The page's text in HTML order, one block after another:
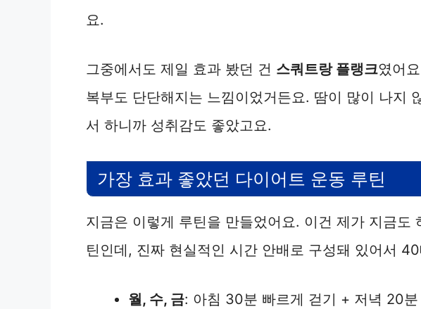
요.
그중에서도 제일 효과 봤던 건 스쿼트랑 플랭크였어
복부도 단단해지는 느낌이었거든요. 땀이 많이 나지
서 하니까 성취감도 좋았고요.
가장 효과 좋았던 다이어트 운동 루틴
지금은 이렇게 루틴을 만들었어요. 이건 제가 지금도
틴인데, 진짜 현실적인 시간 안배로 구성돼 있어서
월, 수, 금: 아침 30분 빠르게 걷기 + 저녁 20